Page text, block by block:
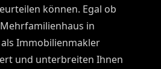
können. Egal ob
in
Immobilienmakler
und unterbreiten Ihnen